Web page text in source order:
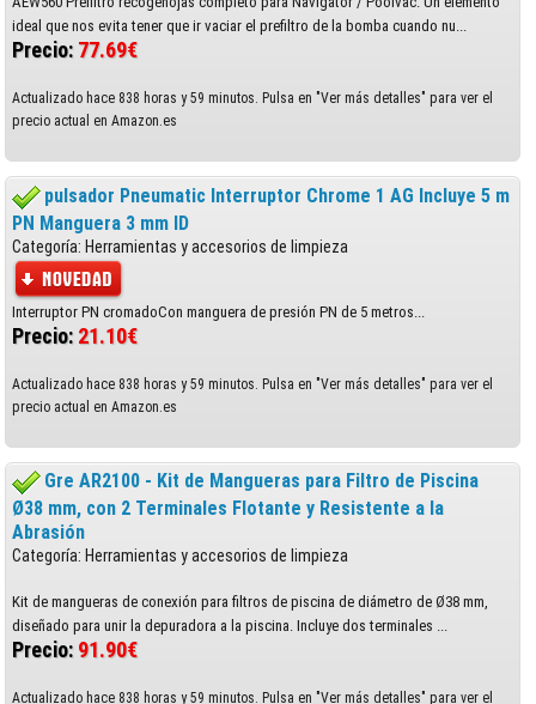
ideal que nos evita tener que ir vaciar el prefiltro de la bomba cuando nu...
Precio: 77.69€
Actualizado hace 838 horas y 59 minutos. Pulsa en "Ver más detalles" para ver el
precio actual en Amazon.es
pulsador Pneumatic Interruptor Chrome 1 AG Incluye 5 m
PN Manguera 3 mm ID
Categoría: Herramientas y accesorios de limpieza
Interruptor PN cromadoCon manguera de presión PN de 5 metros...
Precio: 21.10€
Actualizado hace 838 horas y 59 minutos. Pulsa en "Ver más detalles" para ver el
precio actual en Amazon.es
Gre AR2100 - Kit de Mangueras para Filtro de Piscina
Ø38 mm, con 2 Terminales Flotante y Resistente a la
Abrasión
Categoría: Herramientas y accesorios de limpieza
Kit de mangueras de conexión para filtros de piscina de diámetro de Ø38 mm,
diseñado para unir la depuradora a la piscina. Incluye dos terminales ...
Precio: 91.90€
Actualizado hace 838 horas y 59 minutos. Pulsa en "Ver más detalles" para ver el